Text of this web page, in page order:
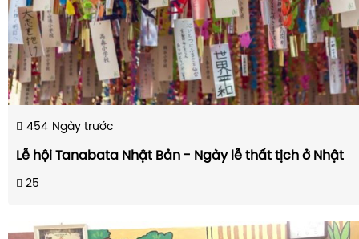
454 Ngày trước
Lễ hội Tanabata Nhật Bản - Ngày lễ thất tịch ở Nhật
25